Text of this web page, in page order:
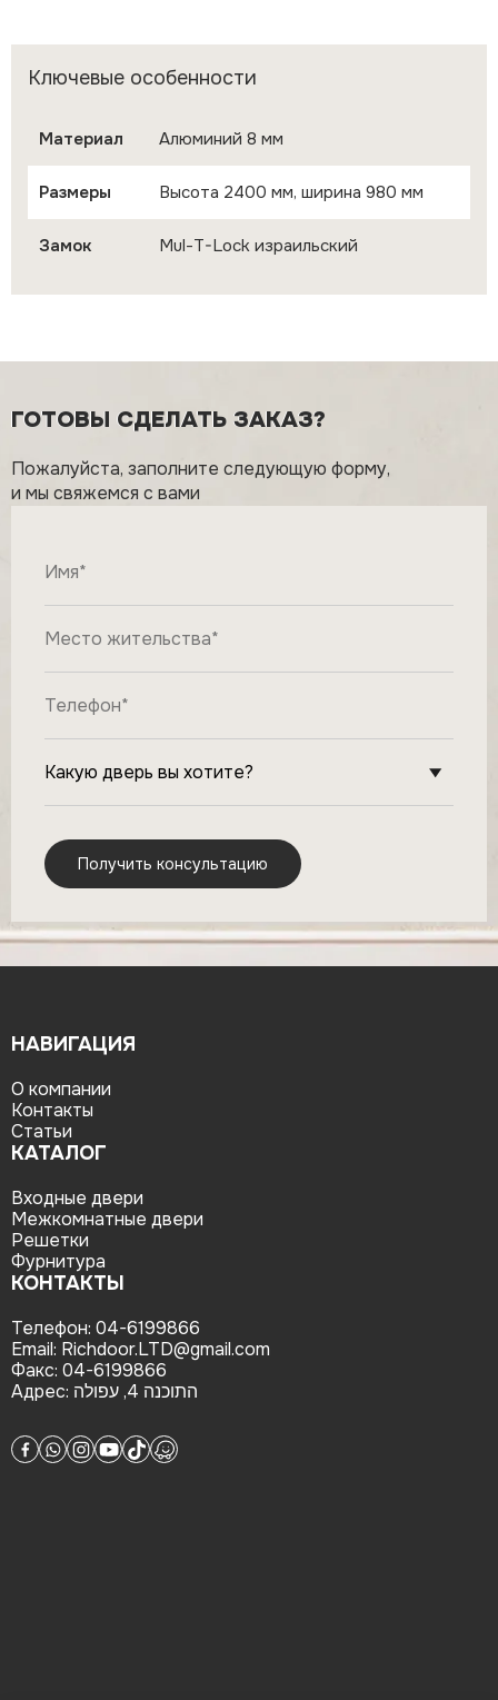
Ключевые особенности
Материал Алюминий 8 мм
Размеры Высота 2400 мм, ширина 980 мм
Замок Mul-T-Lock израильский
ГОТОВЫ СДЕЛАТЬ ЗАКАЗ?
Пожалуйста, заполните следующую форму,
и мы свяжемся с вами
НАВИГАЦИЯ
О компании
Контакты
Статьи
КАТАЛОГ
Входные двери
Межкомнатные двери
Решетки
Фурнитура
КОНТАКТЫ
Телефон: 04-6199866
Email: Richdoor.LTD@gmail.com
Факс: 04-6199866
Адрес:
התוכנה 4, עפולה